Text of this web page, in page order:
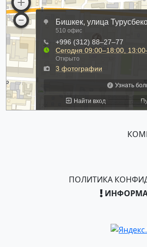
ПОЛИТИКА